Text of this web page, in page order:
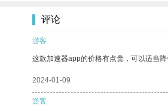
评论
游客
这款加速器app的价格有点贵，可以适当降
2024-01-09
游客